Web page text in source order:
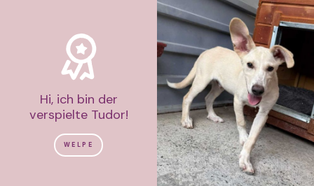
Hi, ich bin der
verspielte Tudor!
WELPE